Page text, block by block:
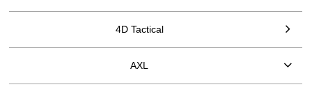
4D Tactical
AXL